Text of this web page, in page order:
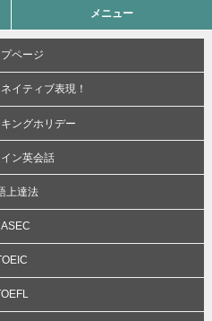
メニュー
プページ
イティブ表現！
ングホリデー
ン英会話
上達法